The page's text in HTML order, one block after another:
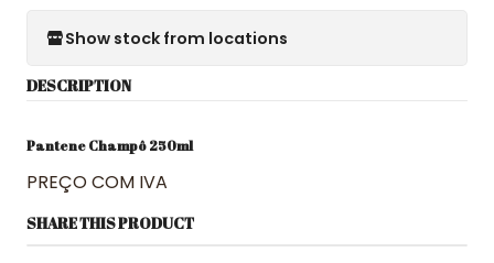
Show stock from locations
DESCRIPTION
Pantene Champô 250ml
PREÇO COM IVA
SHARE THIS PRODUCT